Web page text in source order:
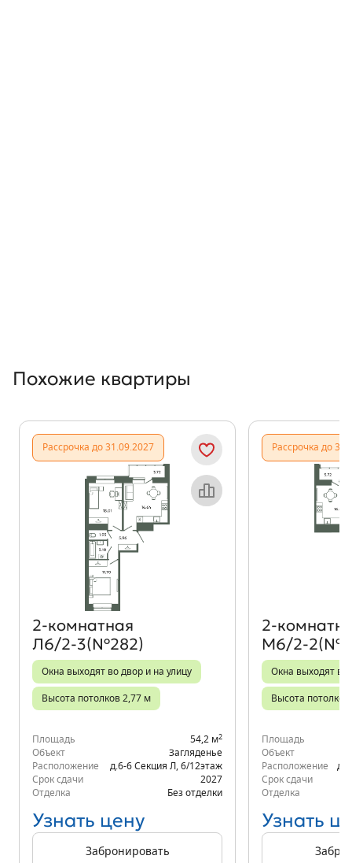
Похожие квартиры
Рассрочка до 31.09.2027
Объект месяца
2‑комнатная
Л6/2-3(№282)
Окна выходят во двор и на улицу
Высота потолков 2,77 м
Площадь 54,2 м2
Объект
Загляденье
Расположение
д.6-6 Секция Л 6/12этаж
Срок сдачи
2027
Отделка
Без отделки
Узнать цену
Забронировать
Рассрочка до
М6/2-
Окна выходят во
Высота
Площадь
Объект
Расположение
Срок сдачи
Отделка
Узнать